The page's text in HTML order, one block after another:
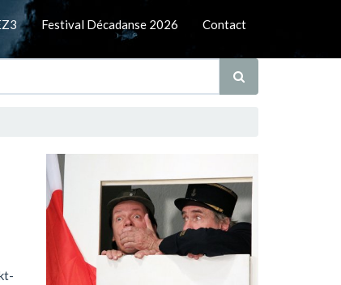
Festival Décadanse 2026 Contact